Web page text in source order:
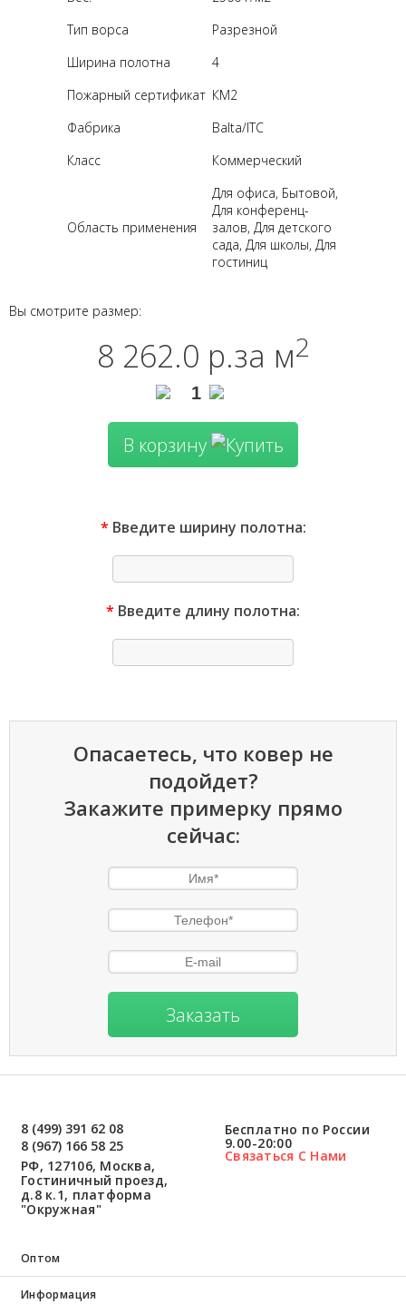
Тип ворса
Разрезной
Ширина полотна
4
Пожарный сертификат КМ2
Фабрика
Balta/ITC
Класс
Коммерческий
Область применения
Для офиса, Бытовой,
Для конференц-
залов, Для детского
сада, Для школы, Для
гостиниц
Вы смотрите размер:
8 262.0 р.за м2
В корзину
* Введите ширину полотна:
* Введите длину полотна:
Опасаетесь, что ковер не
подойдет?
Закажите примерку прямо
сейчас:
Заказать
8 (499) 391 62 08
8 (967) 166 58 25
РФ, 127106, Москва,
Гостиничный проезд,
д.8 к.1, платформа
"Окружная"
Бесплатно по России
9.00-20:00
Связаться С Нами
Оптом
Информация